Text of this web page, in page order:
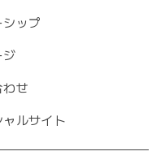
シップ
ジ
わせ
ャルサイト